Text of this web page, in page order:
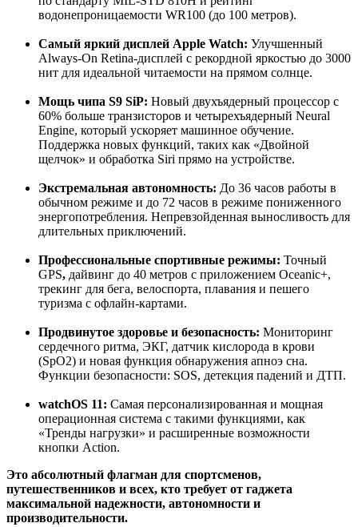
водонепроницаемости WR100 (до 100 метров).
Самый яркий дисплей Apple Watch: Улучшенный
Always-On Retina-дисплей с рекордной яркостью до 3000
нит для идеальной читаемости на прямом солнце.
Мощь чипа S9 SiP: Новый двухъядерный процессор с
60% больше транзисторов и четырехъядерный Neural
Engine, который ускоряет машинное обучение.
Поддержка новых функций, таких как «Двойной
щелчок» и обработка Siri прямо на устройстве.
Экстремальная автономность: До 36 часов работы в
обычном режиме и до 72 часов в режиме пониженного
энергопотребления. Непревзойденная выносливость для
длительных приключений.
Профессиональные спортивные режимы: Точный
GPS, дайвинг до 40 метров с приложением Oceanic+,
трекинг для бега, велоспорта, плавания и пешего
туризма с офлайн-картами.
Продвинутое здоровье и безопасность: Мониторинг
сердечного ритма, ЭКГ, датчик кислорода в крови
(SpO2) и новая функция обнаружения апноэ сна.
Функции безопасности: SOS, детекция падений и ДТП.
watchOS 11: Самая персонализированная и мощная
операционная система с такими функциями, как
«Тренды нагрузки» и расширенные возможности
кнопки Action.
Это абсолютный флагман для спортсменов,
путешественников и всех, кто требует от гаджета
максимальной надежности, автономности и
производительности.